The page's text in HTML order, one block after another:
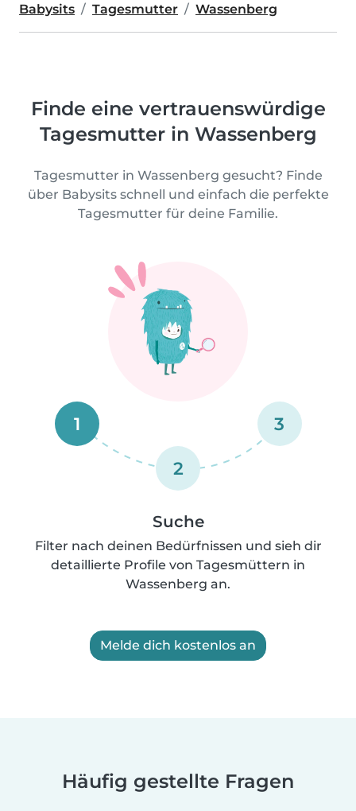
Babysits Tagesmutter Wassenberg
Finde eine vertrauenswürdige
Tagesmutter in Wassenberg
Tagesmutter in Wassenberg gesucht? Finde
über Babysits schnell und einfach die perfekte
Tagesmutter für deine Familie.
1
2
3
Suche
Filter nach deinen Bedürfnissen und sieh dir
detaillierte Profile von Tagesmüttern in
Wassenberg an.
Melde dich kostenlos an
Häufig gestellte Fragen